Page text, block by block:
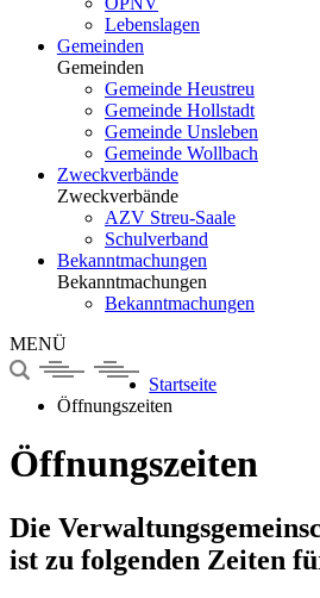
Lebenslagen
Gemeinden
Gemeinden
Gemeinde Heustreu
Gemeinde Hollstadt
Gemeinde Unsleben
Gemeinde Wollbach
Zweckverbände
Zweckverbände
AZV Streu-Saale
Schulverband
Bekanntmachungen
Bekanntmachungen
Bekanntmachungen
MENÜ
Startseite
Öffnungszeiten
Öffnungszeiten
Die
ist zu folgenden Zeiten